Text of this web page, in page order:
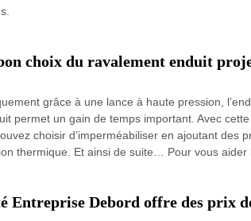
choix du ravalement enduit
grâce à une lance à haute pression,
permet un gain de temps important. Avec
choisir d’imperméabiliser en ajoutant des
thermique. Et ainsi de suite… Pour vous
Entreprise Debord offre des prix